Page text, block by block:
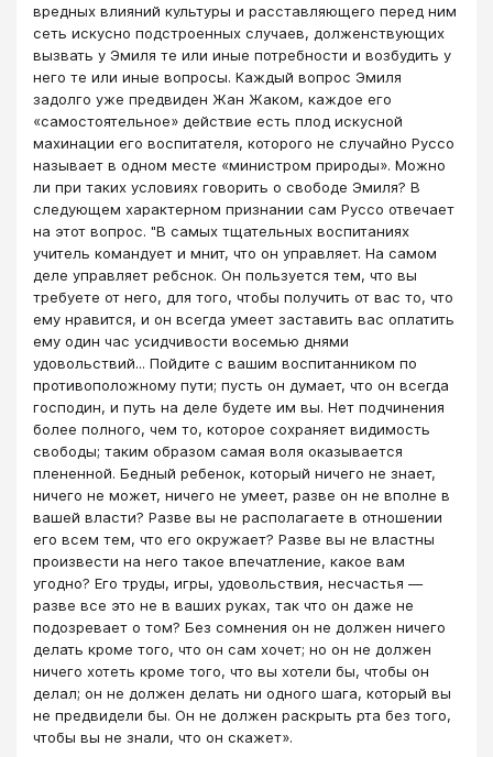
вредных влияний культуры и расставляющего перед ним
сеть искусно подстроенных случаев, долженствующих
вызвать у Эмиля те или иные потребности и возбудить у
него те или иные вопросы. Каждый вопрос Эмиля
задолго уже предвиден Жан Жаком, каждое его
«самостоятельное» действие есть плод искусной
махинации его воспитателя, которого не случайно Руссо
называет в одном месте «министром природы». Можно
ли при таких условиях говорить о свободе Эмиля? В
следующем характерном признании сам Руссо отвечает
на этот вопрос. "В самых тщательных воспитаниях
учитель командует и мнит, что он управляет. На самом
деле управляет ребснок. Он пользуется тем, что вы
требуете от него, для того, чтобы получить от вас то, что
ему нравится, и он всегда умеет заставить вас оплатить
ему один час усидчивости восемью днями
удовольствий... Пойдите с вашим воспитанником по
противоположному пути; пусть он думает, что он всегда
господин, и путь на деле будете им вы. Нет подчинения
более полного, чем то, которое сохраняет видимость
свободы; таким образом самая воля оказывается
плененной. Бед­ный ребенок, который ничего не знает,
ничего не может, ничего не умеет, разве он не вполне в
вашей власти? Разве вы не распо­лагаете в отношении
его всем тем, что его окружает? Разве вы не властны
произвести на него такое впечатление, какое вам
угодно? Его труды, игры, удовольствия, несчастья —
разве все это не в ваших руках, так что он даже не
подозревает о том? Без сомнения он не должен ничего
делать кроме того, что он сам хочет; но он не должен
ничего хотеть кроме того, что вы хотели бы, чтобы он
делал; он не должен делать ни одного шага, который вы
не предвидели бы. Он не должен раскрыть рта без того,
чтобы вы не знали, что он скажет».